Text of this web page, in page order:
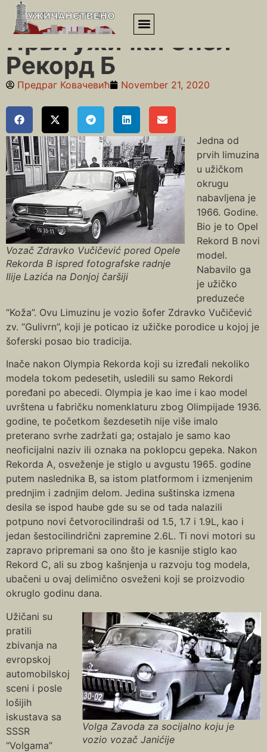
Почетна»Шездесете»Први ужички Опел Рекорд Б
Први ужички Опел
Рекорд Б
Предраг Ковачевић November 21, 2020
Vozač Zdravko Vučičević pored Opele
Rekorda B ispred fotografske radnje
Ilije Lazića na Donjoj čaršiji
Jedna od
prvih limuzina
u užičkom
okrugu
nabavljena je
1966. Godine.
Bio je to Opel
Rekord B novi
model.
Nabavilo ga
je užičko
preduzeće
“Koža”. Ovu Limuzinu je vozio šofer Zdravko Vučičević
zv. “Gulivrn”, koji je poticao iz užičke porodice u kojoj je
šoferski posao bio tradicija.
Inače nakon Olympia Rekorda koji su izređali nekoliko
modela tokom pedesetih, usledili su samo Rekordi
poređani po abecedi. Olympia je kao ime i kao model
uvrštena u fabričku nomenklaturu zbog Olimpijade 1936.
godine, te početkom šezdesetih nije više imalo
preterano svrhe zadržati ga; ostajalo je samo kao
neoficijalni naziv ili oznaka na poklopcu gepeka. Nakon
Rekorda A, osveženje je stiglo u avgustu 1965. godine
putem naslednika B, sa istom platformom i izmenjenim
prednjim i zadnjim delom. Jedina suštinska izmena
desila se ispod haube gde su se od tada nalazili
potpuno novi četvorocilindraši od 1.5, 1.7 i 1.9L, kao i
jedan šestocilindrični zapremine 2.6L. Ti novi motori su
zapravo pripremani sa ono što je kasnije stiglo kao
Rekord C, ali su zbog kašnjenja u razvoju tog modela,
ubačeni u ovaj delimično osveženi koji se proizvodio
okruglo godinu dana.
Volga Zavoda za socijalno koju je
vozio vozač Janićije
Užičani su
pratili
zbivanja na
evropskoj
automobilskoj
sceni i posle
lošijih
iskustava sa
SSSR
“Volgama”